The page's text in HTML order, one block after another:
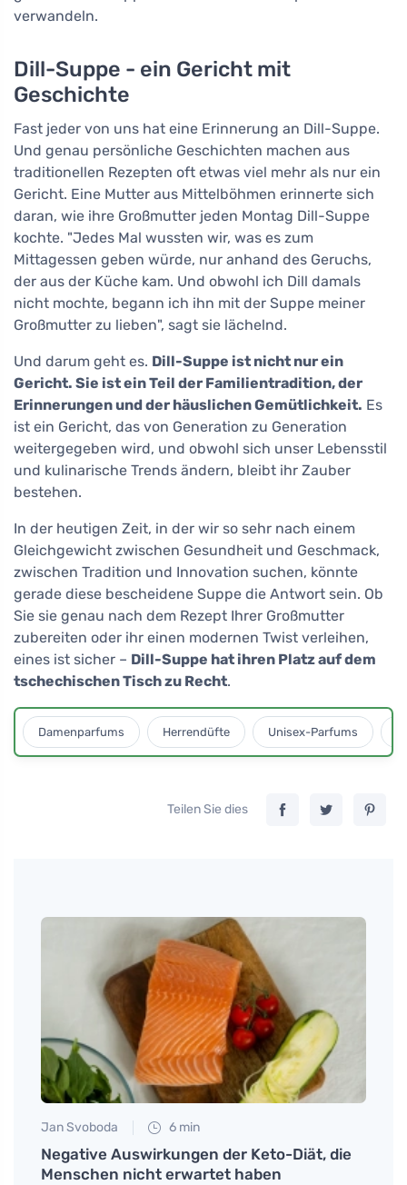
verwandeln.
Dill-Suppe - ein Gericht mit
Geschichte
Fast jeder von uns hat eine Erinnerung an Dill-Suppe.
Und genau persönliche Geschichten machen aus
traditionellen Rezepten oft etwas viel mehr als nur ein
Gericht. Eine Mutter aus Mittelböhmen erinnerte sich
daran, wie ihre Großmutter jeden Montag Dill-Suppe
kochte. "Jedes Mal wussten wir, was es zum
Mittagessen geben würde, nur anhand des Geruchs,
der aus der Küche kam. Und obwohl ich Dill damals
nicht mochte, begann ich ihn mit der Suppe meiner
Großmutter zu lieben", sagt sie lächelnd.
Und darum geht es. Dill-Suppe ist nicht nur ein
Gericht. Sie ist ein Teil der Familientradition, der
Erinnerungen und der häuslichen Gemütlichkeit. Es
ist ein Gericht, das von Generation zu Generation
weitergegeben wird, und obwohl sich unser Lebensstil
und kulinarische Trends ändern, bleibt ihr Zauber
bestehen.
In der heutigen Zeit, in der wir so sehr nach einem
Gleichgewicht zwischen Gesundheit und Geschmack,
zwischen Tradition und Innovation suchen, könnte
gerade diese bescheidene Suppe die Antwort sein. Ob
Sie sie genau nach dem Rezept Ihrer Großmutter
zubereiten oder ihr einen modernen Twist verleihen,
eines ist sicher – Dill-Suppe hat ihren Platz auf dem
tschechischen Tisch zu Recht.
Damenparfums Herrendüfte Unisex-Parfums
Teilen Sie dies
Jan Svoboda 6 min
Negative Auswirkungen der Keto-Diät, die
Menschen nicht erwartet haben